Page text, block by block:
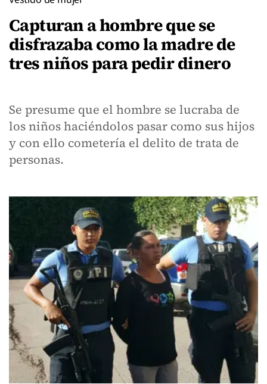
Capturan a hombre que se
disfrazaba como la madre de
tres niños para pedir dinero
Se presume que el hombre se lucraba de
los niños haciéndolos pasar como sus hijos
y con ello cometería el delito de trata de
personas.